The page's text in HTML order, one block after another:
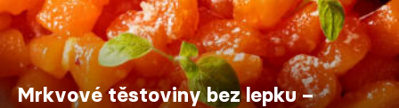
Mrkvové těstoviny bez lepku –